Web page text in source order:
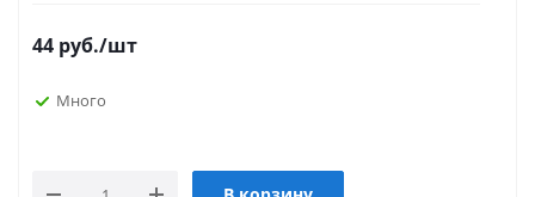
44 руб./шт
Много